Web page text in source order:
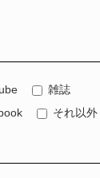
雑誌
それ以外